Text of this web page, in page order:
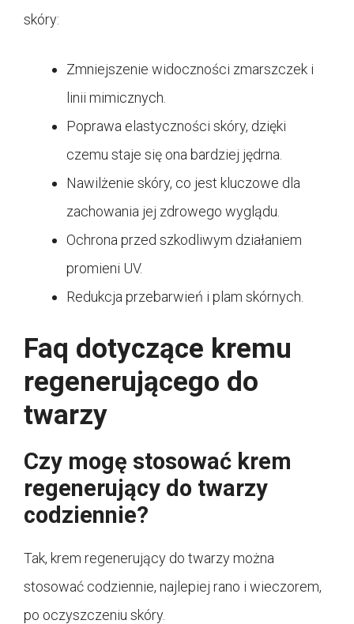
skóry:
Zmniejszenie widoczności zmarszczek i
linii mimicznych.
Poprawa elastyczności skóry, dzięki
czemu staje się ona bardziej jędrna.
Nawilżenie skóry, co jest kluczowe dla
zachowania jej zdrowego wyglądu.
Ochrona przed szkodliwym działaniem
promieni UV.
Redukcja przebarwień i plam skórnych.
Faq dotyczące kremu
regenerującego do
twarzy
Czy mogę stosować krem
regenerujący do twarzy
codziennie?
Tak, krem regenerujący do twarzy można
stosować codziennie, najlepiej rano i wieczorem,
po oczyszczeniu skóry.